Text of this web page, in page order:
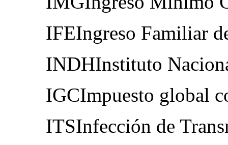
IFEIngreso Familiar
INDHInstituto
IGCImpuesto global
ITSInfección de